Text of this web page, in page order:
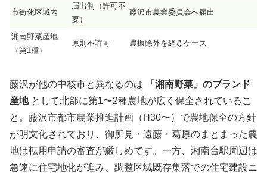
市街化区域内
届出制（許可不
要）
藤沢市農業委員会へ届出
湘南野菜産地
（第1種）
原則不許可 農振除外を経るケース
藤沢が他の中核市と異なるのは
「湘南野菜」のブランド
産地として北部に第1〜2種農地が広く保全されているこ
と。藤沢市都市農業推進計画（H30〜）で農地保全の方針
が明文化されており、御所見・遠藤・葛原のまとまった農
地は転用申請の審査が厳しめです。一方、湘南台駅周辺は
急速に住宅地化が進み、調整区域既存集落での住宅建設ニ